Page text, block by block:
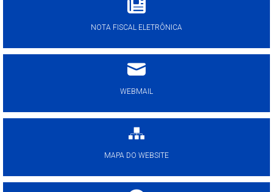
NOTA FISCAL ELETRÔNICA
WEBMAIL
MAPA DO WEBSITE